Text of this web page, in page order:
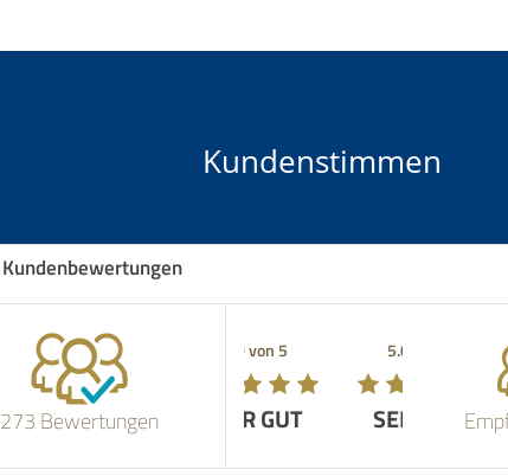
Kundenstimmen
Kundenbewertungen
273 Bewertungen
5.00 von 5
SEHR GUT